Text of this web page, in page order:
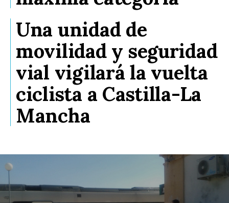
Una unidad de
movilidad y seguridad
vial vigilará la vuelta
ciclista a Castilla-La
Mancha